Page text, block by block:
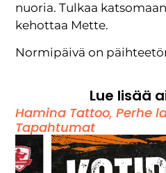
nuoria. Tulkaa
kehottaa Mette.
Normipäivä on
Lue lisää
Hamina Tattoo,Perhe
Tapahtumat